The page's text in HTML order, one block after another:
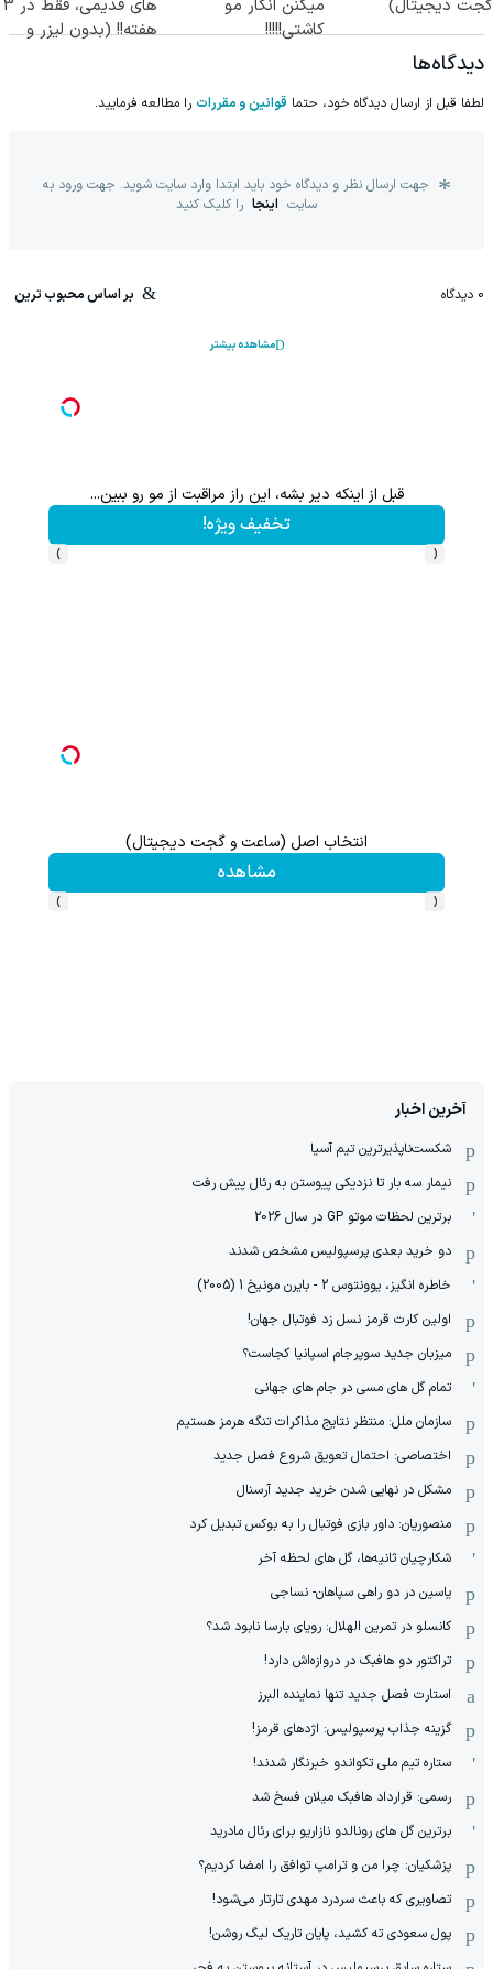
گجت دیجیتال)
میکنن انگار مو
کاشتی!!!!!
های قدیمی، فقط در 3
هفته!! (بدون لیزر و
دیدگاه‌ها
لطفا قبل از ارسال دیدگاه خود، حتما قوانین و مقررات را مطالعه فرمایید.
جهت ارسال نظر و دیدگاه خود باید ابتدا وارد سایت شوید. جهت ورود به
سایت اینجا را کلیک کنید
0 دیدگاه بر اساس محبوب ترین
مشاهده بیشتر
قبل از اینکه دیر بشه، این راز مراقبت از مو رو ببین...
تخفیف ویژه!
‹
›
انتخاب اصل (ساعت و گجت دیجیتال)
مشاهده
‹
›
آخرین اخبار
شکست‌ناپذیرترین تیم آسیا
نیمار سه بار تا نزدیکی پیوستن به رئال پیش رفت
برترین لحظات موتو GP در سال 2026
دو خرید بعدی پرسپولیس مشخص شدند
خاطره انگیز، یوونتوس 2 - بایرن مونیخ 1 (2005)
اولین کارت قرمز نسل زد فوتبال جهان!
میزبان جدید سوپرجام اسپانیا کجاست؟
تمام گل های مسی در جام های جهانی
سازمان ملل: منتظر نتایج مذاکرات تنگه هرمز هستیم
اختصاصی: احتمال تعویق شروع فصل جدید
مشکل در نهایی شدن خرید جدید آرسنال
منصوریان: داور بازی فوتبال را به بوکس تبدیل کرد
شکارچیان ثانیه‌ها، گل های لحظه آخر
یاسین در دو راهی سپاهان- نساجی
کانسلو در تمرین الهلال: رویای بارسا نابود شد؟
تراکتور دو هافبک در دروازه‌اش دارد!
استارت فصل جدید تنها نماینده البرز
گزینه جذاب پرسپولیس: اژدهای قرمز!
ستاره تیم ملی تکواندو خبرنگار شدند!
رسمی: قرارداد هافبک میلان فسخ شد
برترین گل های رونالدو نازاریو برای رئال مادرید
پزشکیان: چرا من و ترامپ توافق را امضا کردیم؟
تصاویری که باعث سردرد مهدی تارتار می‌شود!
پول سعودی ته کشید، پایان تاریک لیگ روشن!